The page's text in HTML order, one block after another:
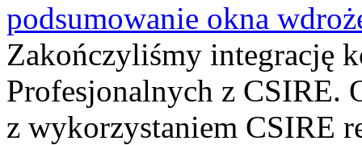
podsumowanie okna
Zakończyliśmy integrację
Profesjonalnych z CSIRE.
z wykorzystaniem CSIRE